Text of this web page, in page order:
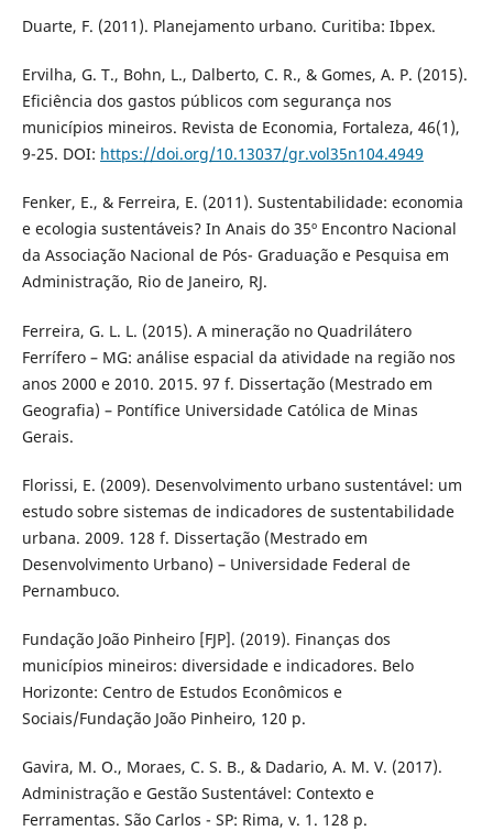
Duarte, F. (2011). Planejamento urbano. Curitiba: Ibpex.
Ervilha, G. T., Bohn, L., Dalberto, C. R., & Gomes, A. P. (2015).
Eficiência dos gastos públicos com segurança nos
municípios mineiros. Revista de Economia, Fortaleza, 46(1),
9-25. DOI: https://doi.org/10.13037/gr.vol35n104.4949
Fenker, E., & Ferreira, E. (2011). Sustentabilidade: economia
e ecologia sustentáveis? In Anais do 35º Encontro Nacional
da Associação Nacional de Pós- Graduação e Pesquisa em
Administração, Rio de Janeiro, RJ.
Ferreira, G. L. L. (2015). A mineração no Quadrilátero
Ferrífero – MG: análise espacial da atividade na região nos
anos 2000 e 2010. 2015. 97 f. Dissertação (Mestrado em
Geografia) – Pontífice Universidade Católica de Minas
Gerais.
Florissi, E. (2009). Desenvolvimento urbano sustentável: um
estudo sobre sistemas de indicadores de sustentabilidade
urbana. 2009. 128 f. Dissertação (Mestrado em
Desenvolvimento Urbano) – Universidade Federal de
Pernambuco.
Fundação João Pinheiro [FJP]. (2019). Finanças dos
municípios mineiros: diversidade e indicadores. Belo
Horizonte: Centro de Estudos Econômicos e
Sociais/Fundação João Pinheiro, 120 p.
Gavira, M. O., Moraes, C. S. B., & Dadario, A. M. V. (2017).
Administração e Gestão Sustentável: Contexto e
Ferramentas. São Carlos - SP: Rima, v. 1. 128 p.